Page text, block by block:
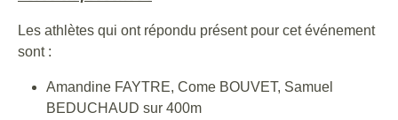
Les athlètes qui ont répondu présent pour cet événement
sont :
Amandine FAYTRE, Come BOUVET, Samuel
BEDUCHAUD sur 400m